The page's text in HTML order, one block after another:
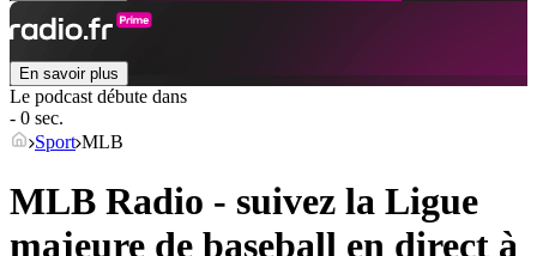
En savoir plus
Le podcast débute dans
- 0 sec.
Sport MLB
MLB Radio - suivez la Ligue
majeure de baseball en direct à